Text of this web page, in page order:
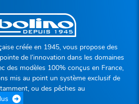
créée en 1945, vous propose des
de l’innovation dans les domaines
des modèles 100% conçus en France,
mis au point un système exclusif de
ou des pêches au